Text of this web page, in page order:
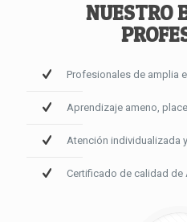
NUESTRO
Profesionales de amplia
Aprendizaje ameno,
Atención individualizada
Certificado de calidad de